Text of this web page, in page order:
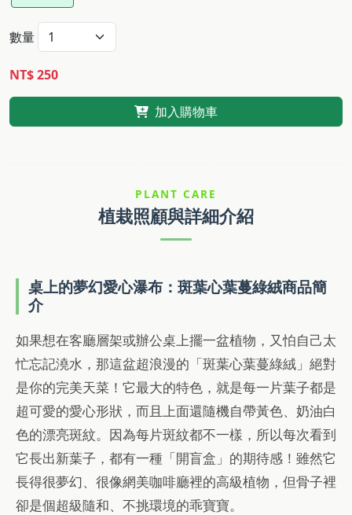
數量
NT$ 250
加入購物車
PLANT CARE
植栽照顧與詳細介紹
桌上的夢幻愛心瀑布：斑葉心葉蔓綠絨商品簡
介
如果想在客廳層架或辦公桌上擺一盆植物，又怕自己太
忙忘記澆水，那這盆超浪漫的「斑葉心葉蔓綠絨」絕對
是你的完美天菜！它最大的特色，就是每一片葉子都是
超可愛的愛心形狀，而且上面還隨機自帶黃色、奶油白
色的漂亮斑紋。因為每片斑紋都不一樣，所以每次看到
它長出新葉子，都有一種「開盲盒」的期待感！雖然它
長得很夢幻、很像網美咖啡廳裡的高級植物，但骨子裡
卻是個超級隨和、不挑環境的乖寶寶。